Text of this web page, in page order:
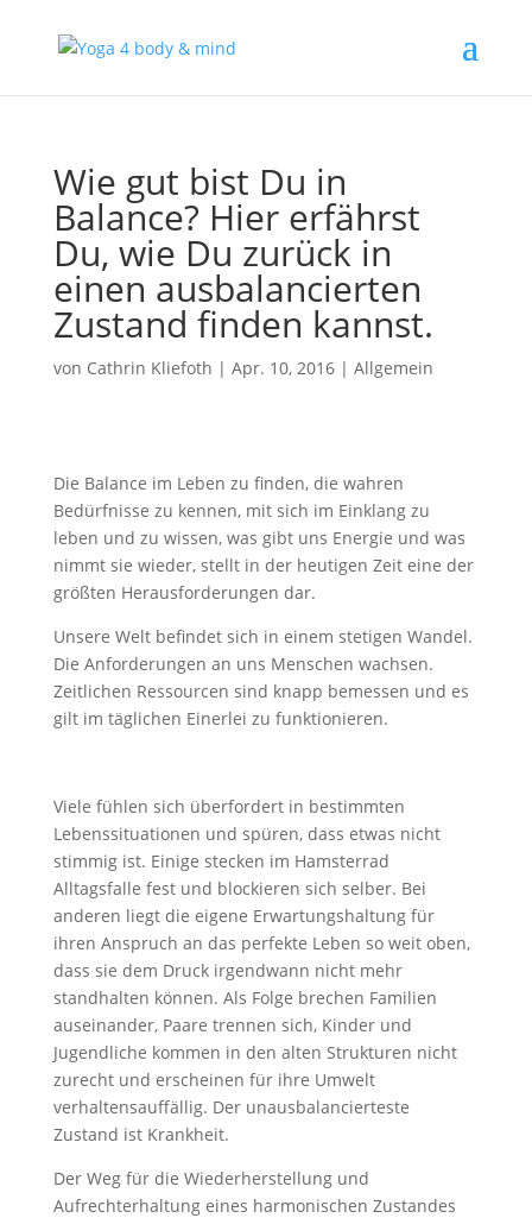
Wie gut bist Du in
Balance? Hier erfährst
Du, wie Du zurück in
einen ausbalancierten
Zustand finden kannst.
von Cathrin Kliefoth | Apr. 10, 2016| Allgemein
Die Balance im Leben zu finden, die wahren
Bedürfnisse zu kennen, mit sich im Einklang zu
leben und zu wissen, was gibt uns Energie und was
nimmt sie wieder, stellt in der heutigen Zeit eine der
größten Herausforderungen dar.
Unsere Welt befindet sich in einem stetigen Wandel.
Die Anforderungen an uns Menschen wachsen.
Zeitlichen Ressourcen sind knapp bemessen und es
gilt im täglichen Einerlei zu funktionieren.
Viele fühlen sich überfordert in bestimmten
Lebenssituationen und spüren, dass etwas nicht
stimmig ist. Einige stecken im Hamsterrad
Alltagsfalle fest und blockieren sich selber. Bei
anderen liegt die eigene Erwartungshaltung für
ihren Anspruch an das perfekte Leben so weit oben,
dass sie dem Druck irgendwann nicht mehr
standhalten können. Als Folge brechen Familien
auseinander, Paare trennen sich, Kinder und
Jugendliche kommen in den alten Strukturen nicht
zurecht und erscheinen für ihre Umwelt
verhaltensauffällig. Der unausbalancierteste
Zustand ist Krankheit.
Der Weg für die Wiederherstellung und
Aufrechterhaltung eines harmonischen Zustandes